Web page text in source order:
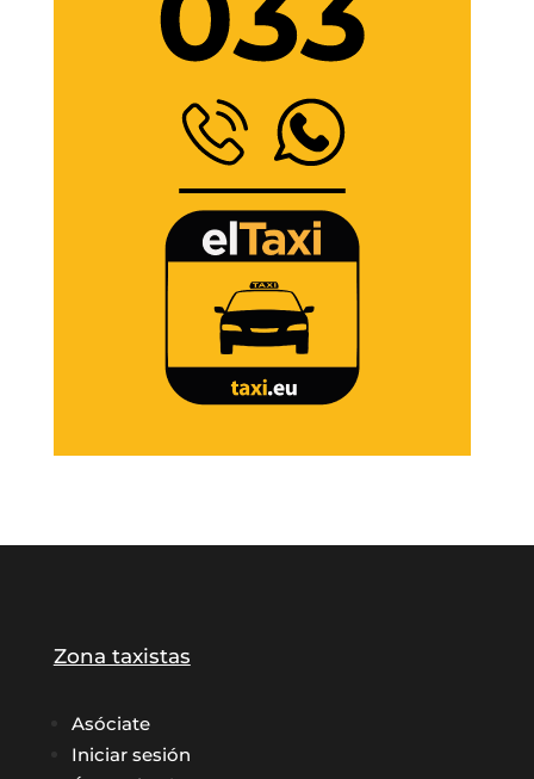
Zona taxistas
Asóciate
Iniciar sesión